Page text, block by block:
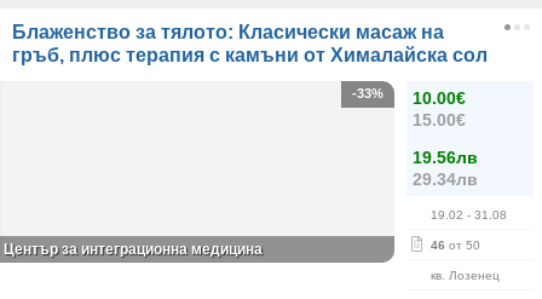
Блаженство за тялото: Класически масаж на
гръб, плюс терапия с камъни от Хималайска сол
10.00€
15.00€
19.56лв
29.34лв
19.02 - 31.08
46 от 50
кв. Лозенец
-33%
Център за интеграционна медицина